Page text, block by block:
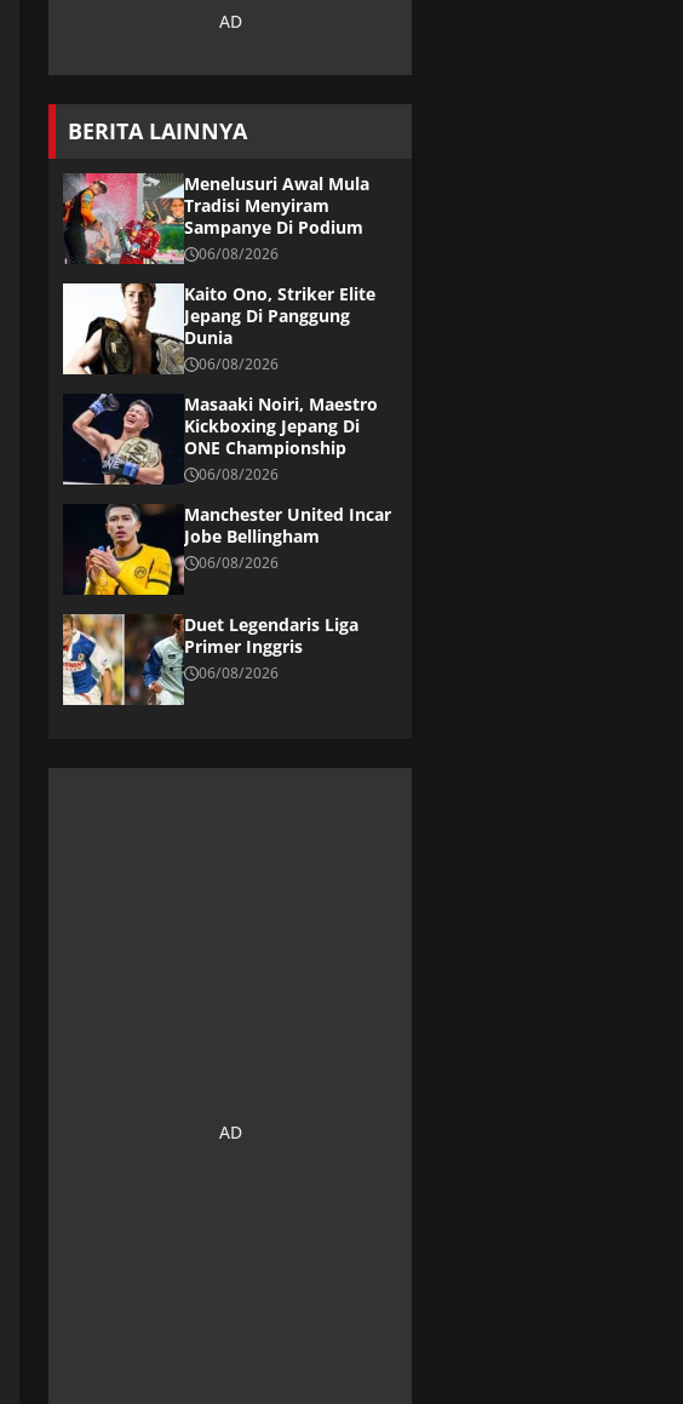
BERITA LAINNYA
Menelusuri Awal Mula
Tradisi Menyiram
Sampanye Di Podium
06/08/2026
Kaito Ono, Striker Elite
Jepang Di Panggung
Dunia
06/08/2026
Masaaki Noiri, Maestro
Kickboxing Jepang Di
ONE Championship
06/08/2026
Manchester United Incar
Jobe Bellingham
06/08/2026
Duet Legendaris Liga
Primer Inggris
06/08/2026